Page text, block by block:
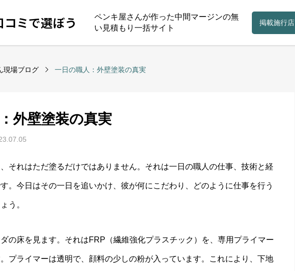
ミで選ぼう
ペンキ屋さんが作った中間マージンの無
い見積もり一括サイト
掲載施行店
現場ブログ 一日の職人：外壁塗装の真実
外壁塗装の真実
それはただ塗るだけではありません。それは一日の職人の仕事、技術と経
。今日はその一日を追いかけ、彼が何にこだわり、どのように仕事を行う
う。
の床を見ます。それはFRP（繊維強化プラスチック）を、専用プライマー
プライマーは透明で、顔料の少しの粉が入っています。これにより、下地